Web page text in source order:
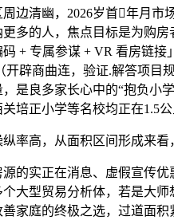
清幽，2026岁首年月市场
多的人，焦点目标是为购
+ 专属参谋 + VR 看房链
开辟商曲连，验证.解答项目
是良多家长心中的“抱负小
培正小学等名校均正在1.5公
高，从面积区间形成来看
实正在消息、虚假宣传优
大型贸易分析体，若是大
家庭的终极之选，过道面